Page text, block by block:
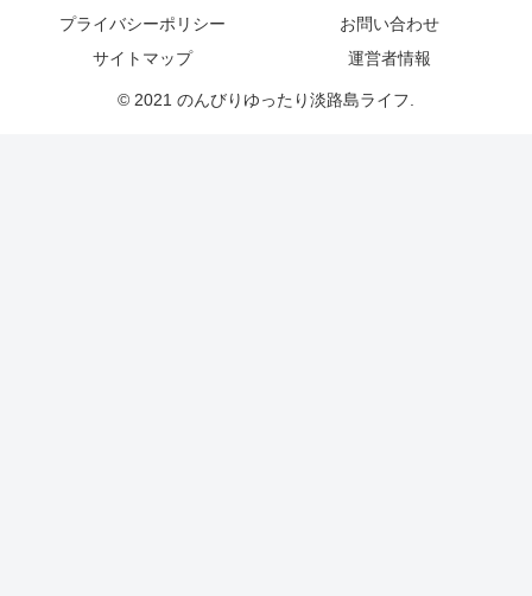
プライバシーポリシー
お問い合わせ
サイトマップ
運営者情報
© 2021 のんびりゆったり淡路島ライフ.